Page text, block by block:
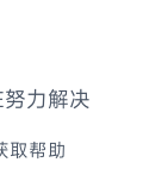
力解决
取帮助